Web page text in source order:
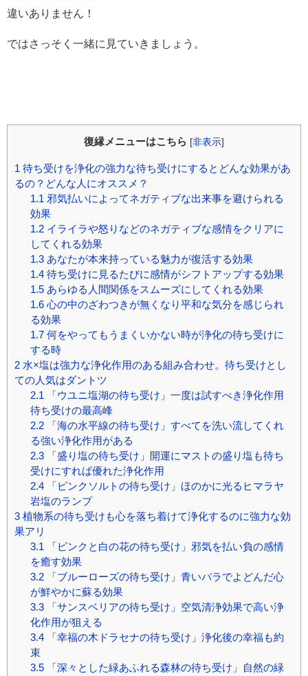
違いありません！
ではさっそく一緒に見ていきましょう。
復縁メニューはこちら [非表示]
1 待ち受けを浄化の強力な待ち受けにするとどんな効果があ
るの？どんな人にオススメ？
1.1 邪気払いによってネガティブな出来事を避けられる
効果
1.2イライラや怒りなどのネガティブな感情をクリアに
してくれる効果
1.3あなたが本来持っている魅力が復活する効果
1.4待ち受けに見るたびに感情がシフトアップする効果
1.5あらゆる人間関係をスムーズにしてくれる効果
1.6心の中のざわつきが無くなり平和な気分を感じられ
る効果
1.7何をやってもうまくいかない時が浄化の待ち受けに
する時
2 水×塩は強力な浄化作用のある組み合わせ。待ち受けとし
ての人気はダントツ
2.1
「ウユニ塩湖の待ち受け」一度は試すべき浄化作用
待ち受けの最高峰
2.2「海の水平線の待ち受け」すべてを洗い流してくれ
る強い浄化作用がある
2.3「盛り塩の待ち受け」開運にマストの盛り塩も待ち
受けにすれば優れた浄化作用
2.4「ピンクソルトの待ち受け」ほのかに光るヒマラヤ
岩塩のランプ
3 植物系の待ち受けも心を落ち着けて浄化するのに強力な効
果アリ
3.1
「ピンクと白の花の待ち受け」邪気を払い負の感情
を癒す効果
3.2「ブルーローズの待ち受け」青いバラでよどんだ心
が鮮やかに蘇る効果
3.3「サンスベリアの待ち受け」空気清浄効果で高い浄
化作用が狙える
3.4「幸福の木ドラセナの待ち受け」浄化後の幸福も約
束
3.5「深々とした緑あふれる森林の待ち受け」自然の緑